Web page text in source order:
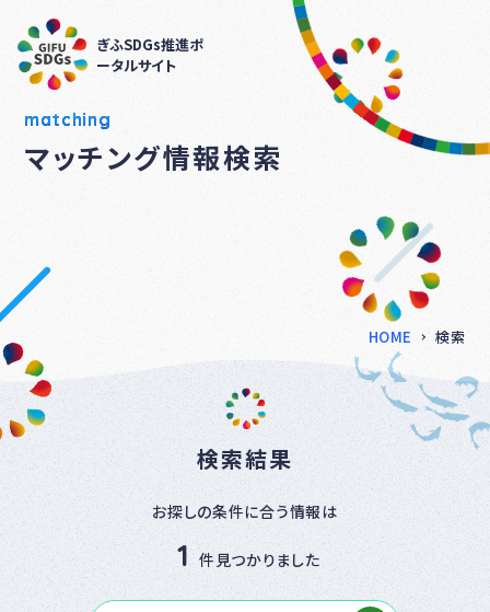
ぎふSDGs推進ポ
ータルサイト
matching
マッチング情報検索
HOME 検索
検索結果
お探しの条件に合う情報は
1 件見つかりました